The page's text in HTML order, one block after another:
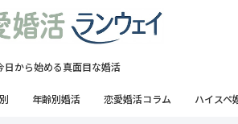
日から始める真面目な婚活
年齢別婚活 恋愛婚活コラム ハイスペ